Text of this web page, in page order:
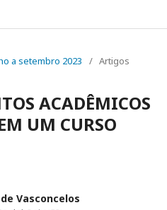
a setembro 2023
/ Artigos
ACADÊMICOS
UM CURSO
Vasconcelos